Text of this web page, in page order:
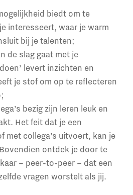
biedt om te
interesseert, waar je warm
bij je talenten;
de slag gaat met je
levert inzichten en
je stof om op te reflecteren
bezig zijn leren leuk en
Het feit dat je een
met collega’s uitvoert, kan je
ontdek je door te
– peer-to-peer – dat een
vragen worstelt als jij.